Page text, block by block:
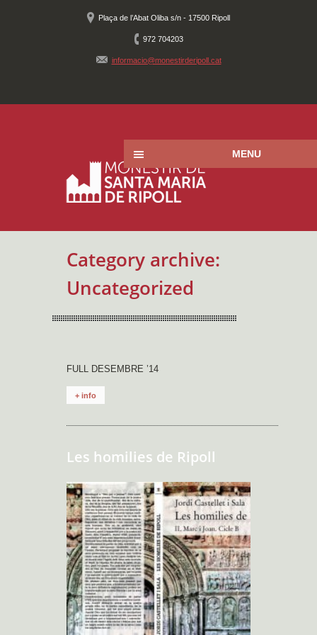
Plaça de l’Abat Oliba s/n - 17500 Ripoll
972 704203
informacio@monestirderipoll.cat
MENU
Category archive:
Uncategorized
FULL DESEMBRE ’14
+ info
Les homilies de Ripoll